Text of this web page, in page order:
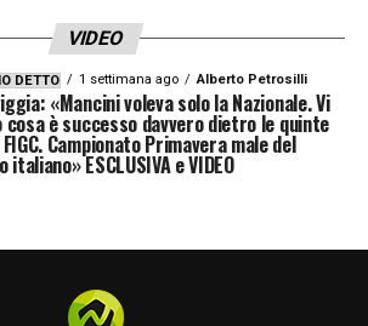
NOSTRE TOP NEWS
VIDEO
DETTO 1 settimana ago Alberto Petrosilli
«Mancini voleva solo la Nazionale. Vi
cosa è successo davvero dietro le quinte
Campionato Primavera male del
italiano» ESCLUSIVA e VIDEO